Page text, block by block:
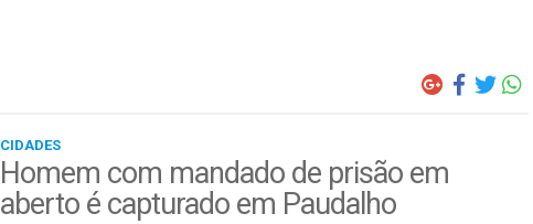
CIDADES
Homem com mandado de prisão em
aberto é capturado em Paudalho